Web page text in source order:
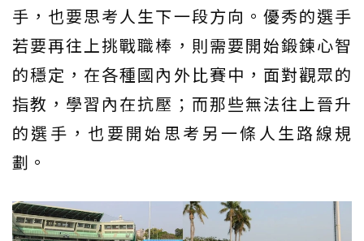
手，也要思考人生下一段方向。優秀的選手
若要再往上挑戰職棒，則需要開始鍛鍊心智
的穩定，在各種國內外比賽中，面對觀眾的
指教，學習內在抗壓；而那些無法往上晉升
的選手，也要開始思考另一條人生路線規
劃。